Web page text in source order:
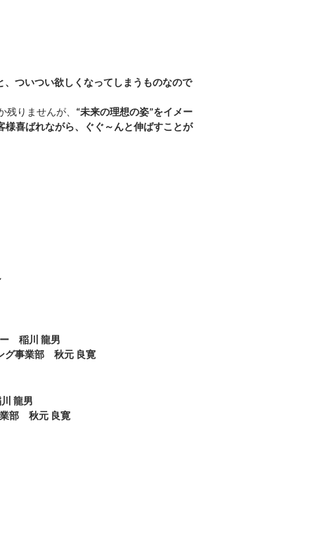
ついつい欲しくなってしまうものなので
りませんが、 “未来の理想の姿”をイメー
様喜ばれながら、ぐぐ～んと伸ばすことが
稲川 龍男
グ事業部 秋元 良寛
龍男
部 秋元 良寛